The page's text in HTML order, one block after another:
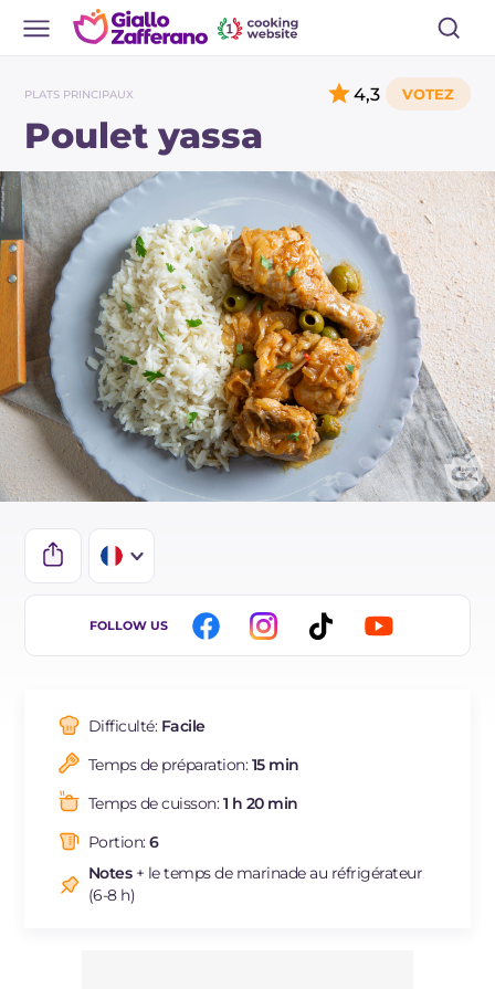
PLATS PRINCIPAUX
Poulet yassa
4,3
IT
BR
ES
NL
FOLLOW US
Difficulté: Facile
Temps de préparation:15 min
Temps de cuisson:1 h 20 min
Portion:6
Notes+ le temps de marinade au réfrigérateur
(6-8 h)